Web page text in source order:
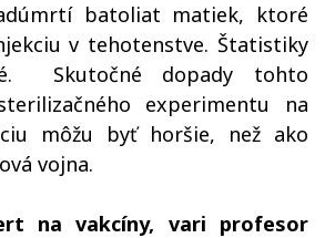
batoliat matiek, ktoré
v tehotenstve. Štatistiky
Skutočné dopady tohto
experimentu na
môžu byť horšie, než ako
vojna.
na vakcíny, vari profesor